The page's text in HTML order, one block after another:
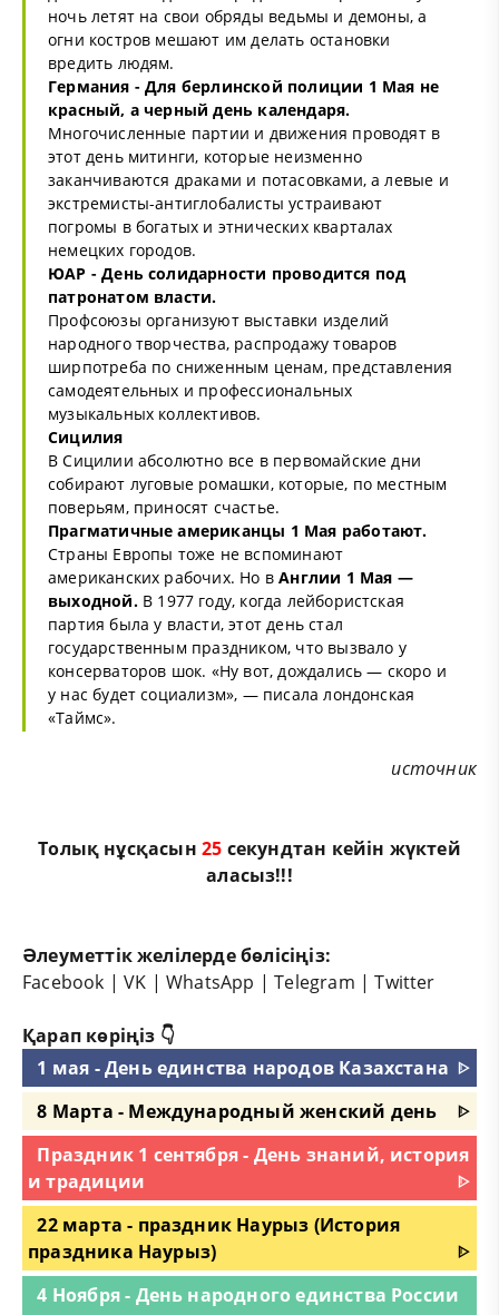
ночь летят на свои обряды ведьмы и демоны, а
огни костров мешают им делать остановки
вредить людям.
Германия - Для берлинской полиции 1 Мая не
красный, а черный день календаря.
Многочисленные партии и движения проводят в
этот день митинги, которые неизменно
заканчиваются драками и потасовками, а левые и
экстремисты-антиглобалисты устраивают
погромы в богатых и этнических кварталах
немецких городов.
ЮАР - День солидарности проводится под
патронатом власти.
Профсоюзы организуют выставки изделий
народного творчества, распродажу товаров
ширпотреба по сниженным ценам, представления
самодеятельных и профессиональных
музыкальных коллективов.
Сицилия
В Сицилии абсолютно все в первомайские дни
собирают луговые ромашки, которые, по местным
поверьям, приносят счастье.
Прагматичные американцы 1 Мая работают.
Страны Европы тоже не вспоминают
американских рабочих. Но вАнглии 1 Мая —
выходной.В 1977 году, когда лейбористская
партия была у власти, этот день стал
государственным праздником, что вызвало у
консерваторов шок. «Ну вот, дождались — скоро и
у нас будет социализм», — писала лондонская
«Таймс».
источник
Толық нұсқасын24 секундтан кейін жүктей
аласыз!!!
Әлеуметтік желілерде бөлісіңіз:
Facebook |VK |WhatsApp |Telegram |Twitter
Қарап көріңіз 👇
1 мая - День единства народов Казахстана ᐈ
8 Марта - Международный женский день
ᐈ
Праздник 1 сентября - День знаний, история
и традиции
ᐈ
22 марта - праздник Наурыз (История
праздника Наурыз)
ᐈ
4 Ноября - День народного единства России